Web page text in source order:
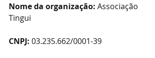
Nome da organização: Associação
Tingui
CNPJ: 03.235.662/0001-39